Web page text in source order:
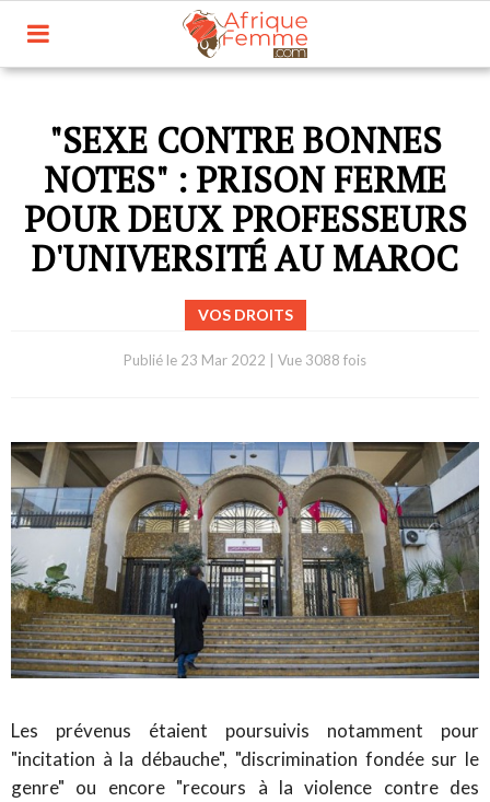
"SEXE CONTRE BONNES
NOTES" : PRISON FERME
POUR DEUX PROFESSEURS
D'UNIVERSITÉ AU MAROC
VOS DROITS
Publié le 23 Mar 2022 Vue 3088 fois
Les prévenus étaient poursuivis notamment pour
"incitation à la débauche", "discrimination fondée sur le
genre" ou encore "recours à la violence contre des